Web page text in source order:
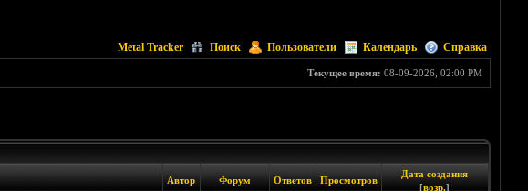
Metal Tracker Поиск Пользователи Календарь Справка
Текущее время: 08-09-2026, 02:00 PM
Автор Форум Ответов Просмотров
Дата создания
[возр.]